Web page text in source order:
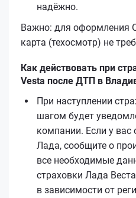
надёжно.
Важно: для оформления
карта (техосмотр) не
Как действовать при
Vesta после ДТП в
При наступлении
шагом будет
компании. Если у
Лада, сообщите о
все необходимые
страховки Лада
в зависимости от